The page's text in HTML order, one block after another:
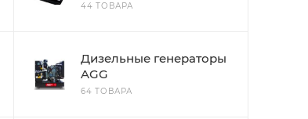
44 ТОВАРА
Дизельные генераторы
AGG
64 ТОВАРА